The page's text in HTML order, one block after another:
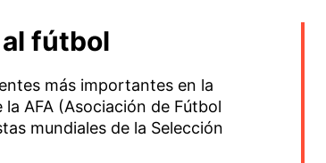
fútbol
más importantes en la
AFA (Asociación de Fútbol
mundiales de la Selección